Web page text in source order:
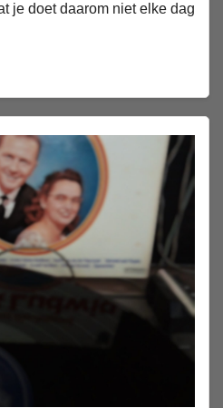
je doet daarom niet elke dag